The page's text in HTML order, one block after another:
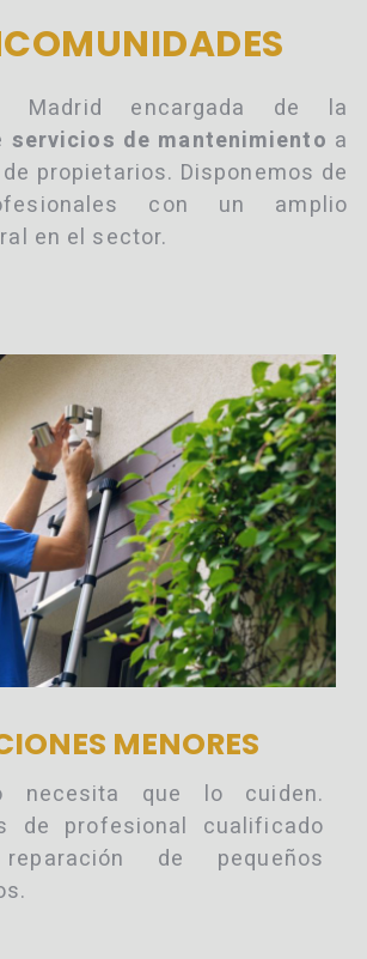
Madrid encargada de la
servicios de mantenimiento a
propietarios. Disponemos de
con un amplio
en el sector.
MENORES
necesita que lo cuiden.
de profesional cualificado
de pequeños